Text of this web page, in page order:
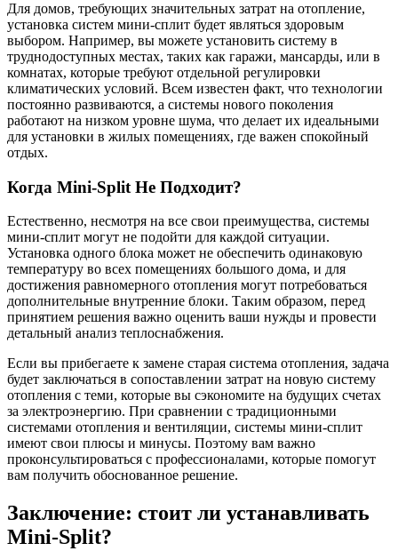
Для домов, требующих значительных затрат на отопление,
установка систем мини-сплит будет являться здоровым
выбором. Например, вы можете установить систему в
труднодоступных местах, таких как гаражи, мансарды, или в
комнатах, которые требуют отдельной регулировки
климатических условий. Всем известен факт, что технологии
постоянно развиваются, а системы нового поколения
работают на низком уровне шума, что делает их идеальными
для установки в жилых помещениях, где важен спокойный
отдых.
Когда Mini-Split Не Подходит?
Естественно, несмотря на все свои преимущества, системы
мини-сплит могут не подойти для каждой ситуации.
Установка одного блока может не обеспечить одинаковую
температуру во всех помещениях большого дома, и для
достижения равномерного отопления могут потребоваться
дополнительные внутренние блоки. Таким образом, перед
принятием решения важно оценить ваши нужды и провести
детальный анализ теплоснабжения.
Если вы прибегаете к замене старая система отопления, задача
будет заключаться в сопоставлении затрат на новую систему
отопления с теми, которые вы сэкономите на будущих счетах
за электроэнергию. При сравнении с традиционными
системами отопления и вентиляции, системы мини-сплит
имеют свои плюсы и минусы. Поэтому вам важно
проконсультироваться с профессионалами, которые помогут
вам получить обоснованное решение.
Заключение: стоит ли устанавливать
Mini-Split?